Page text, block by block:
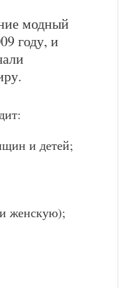
модный
году, и
и детей;
женскую);